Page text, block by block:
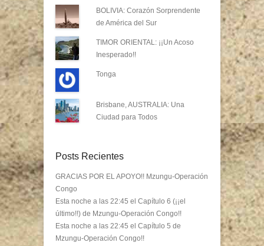
BOLIVIA: Corazón Sorprendente
de América del Sur
TIMOR ORIENTAL: ¡¡Un Acoso
Inesperado!!
Tonga
Brisbane, AUSTRALIA: Una
Ciudad para Todos
Posts Recientes
GRACIAS POR EL APOYO!! Mzungu-Operación
Congo
Esta noche a las 22:45 el Capítulo 6 (¡¡el
último!!) de Mzungu-Operación Congo!!
Esta noche a las 22:45 el Capítulo 5 de
Mzungu-Operación Congo!!